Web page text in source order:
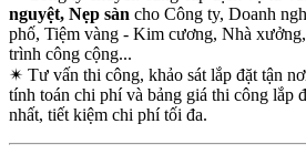
nguyệt, Nẹp sàn cho Công ty, Doanh
phố, Tiệm vàng - Kim cương, Nhà
trình công cộng...
✴ Tư vấn thi công, khảo sát lắp đặt tận
tính toán chi phí và bảng giá thi công lắp
nhất, tiết kiệm chi phí tối đa.